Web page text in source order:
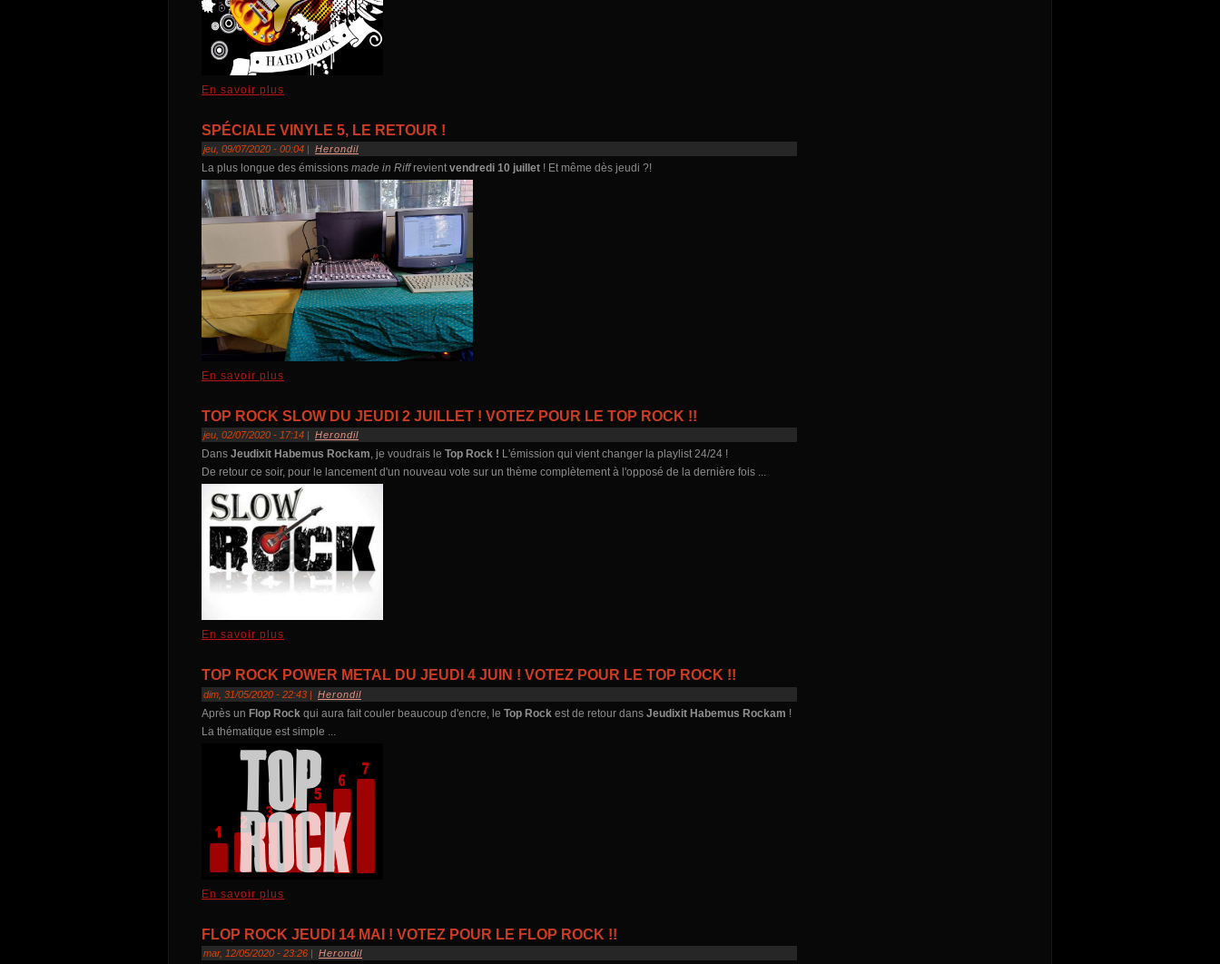
En savoir plus
SPÉCIALE VINYLE 5, LE RETOUR !
jeu, 09/07/2020 - 00:04 | Herondil
La plus longue des émissions made in Riffrevientvendredi 10 juillet ! Et même dès jeudi ?!
En savoir plus
TOP ROCK SLOW DU JEUDI 2 JUILLET ! VOTEZ POUR LE TOP ROCK !!
jeu, 02/07/2020 - 17:14 | Herondil
Dans Jeudixit Habemus Rockam, je voudrais le Top Rock ! L'émission qui vient changer la playlist 24/24 !
De retour ce soir, pour le lancement d'un nouveau vote sur un thème complètement à l'opposé de la dernière fois ...
En savoir plus
TOP ROCK POWER METAL DU JEUDI 4 JUIN ! VOTEZ POUR LE TOP ROCK !!
dim, 31/05/2020 - 22:43 | Herondil
Après un Flop Rock qui aura fait couler beaucoup d'encre, le Top Rock est de retour dans Jeudixit Habemus Rockam !
La thématique est simple ...
En savoir plus
FLOP ROCK JEUDI 14 MAI ! VOTEZ POUR LE FLOP ROCK !!
mar, 12/05/2020 - 23:26 | Herondil